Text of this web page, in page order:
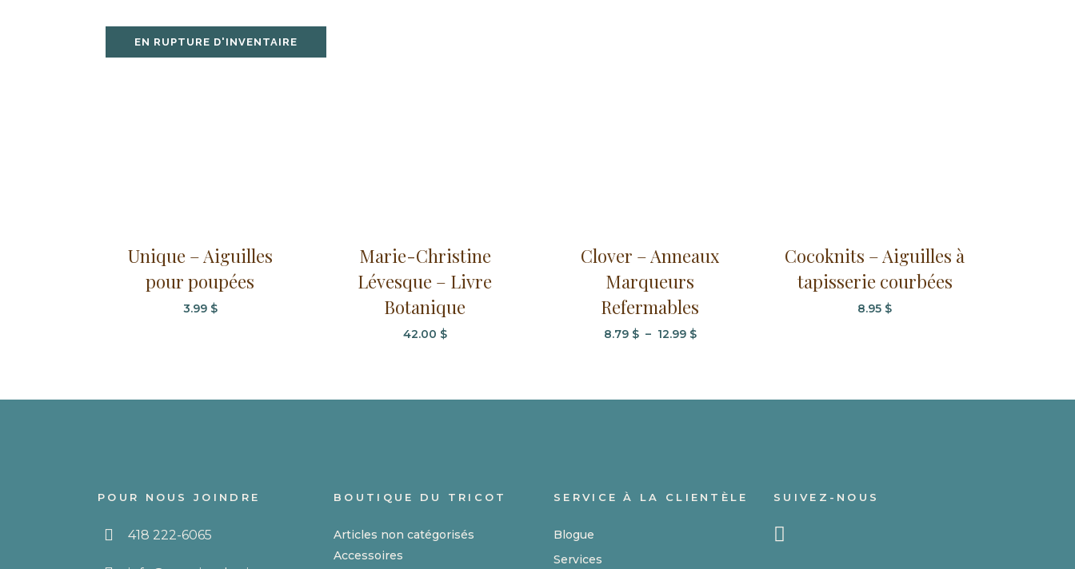
EN RUPTURE D'INVENTAIRE
Unique – Aiguilles
pour poupées
3.99 $
Marie-Christine
Lévesque – Livre
Botanique
42.00 $
produit
produit
Clover – Anneaux
Marqueurs
Refermables
8.79 $ – 12.99 $Plage
Cocoknits – Aiguilles à
tapisserie courbées
8.95 $
POUR NOUS JOINDRE
418 222-6065
BOUTIQUE DU TRICOT
Articles non catégorisés
Accessoires
SERVICE À LA CLIENTÈLE
Blogue
Services
SUIVEZ-NOUS